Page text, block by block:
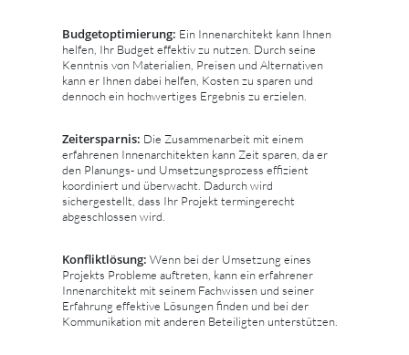
Budgetoptimierung: Ein Innenarchitekt kann Ihnen
helfen, Ihr Budget effektiv zu nutzen. Durch seine
Kenntnis von Materialien, Preisen und Alternativen
kann er Ihnen dabei helfen, Kosten zu sparen und
dennoch ein hochwertiges Ergebnis zu erzielen.
Zeitersparnis: Die Zusammenarbeit mit einem
erfahrenen Innenarchitekten kann Zeit sparen, da er
den Planungs- und Umsetzungsprozess effizient
koordiniert und überwacht. Dadurch wird
sichergestellt, dass Ihr Projekt termingerecht
abgeschlossen wird.
Konfliktlösung: Wenn bei der Umsetzung eines
Projekts Probleme auftreten, kann ein erfahrener
Innenarchitekt mit seinem Fachwissen und seiner
Erfahrung effektive Lösungen finden und bei der
Kommunikation mit anderen Beteiligten unterstützen.